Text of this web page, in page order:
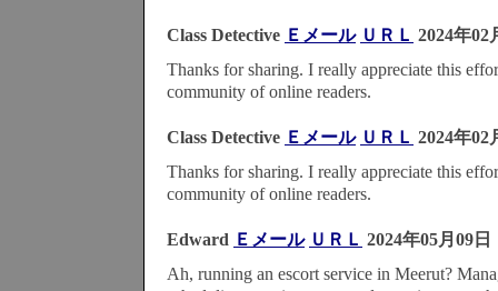
Class Detective Ｅメール ＵＲＬ 2024年02
Thanks for sharing. I really appreciate this
community of online readers.
Class Detective Ｅメール ＵＲＬ 2024年02
Thanks for sharing. I really appreciate this
community of online readers.
Edward Ｅメール ＵＲＬ 2024年05月09
Ah, running an escort service in Meerut?